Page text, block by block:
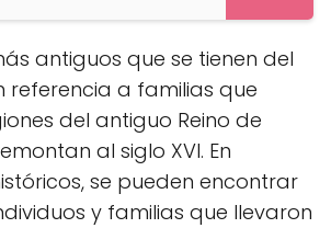
antiguos que se tienen del
referencia a familias que
del antiguo Reino de
al siglo XVI. En
se pueden encontrar
y familias que llevaron